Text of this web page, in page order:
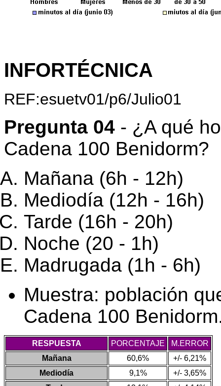
INFORTÉCNICA
REF:esuetv01/p6/Julio01
Pregunta 04 - ¿A qué
Cadena 100 Benidorm?
Mañana (6h - 12h)
Mediodía (12h - 16h)
Tarde (16h - 20h)
Noche (20 - 1h)
Madrugada (1h - 6h)
Muestra: población
Cadena 100
RESPUESTA PORCENTAJE
M.ERROR
Mañana
60,6%
+/- 6,21%
Mediodía
9,1%
+/- 3,65%